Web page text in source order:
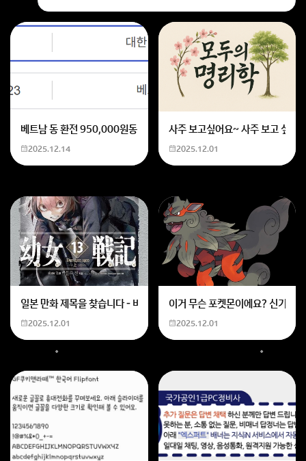
그만한 만족감이 있으니...앞으로 취미를 캠핑으로 .. 해
보려는데괜찮은가요!??
캠핑은 만족감을 주는 멋진 취미죠! 장비는 점차 모아보
세요
회원가입 혹은 광고 [X]를 누르면 내용이 보입니다
베트남 동 환전 950,000원동 한화 계산할때0하나 빼고 나누기 2하면
2025.12.14
사주 보고싶어요~ 사주 보고 싶
2025.12.01
일본 만화 제목을 찾습니다 - 비행 마법 저격 여자 기억하기로는 위의 내
2025.12.01
이거 무슨 포켓몬이에요? 신기하
2025.12.01